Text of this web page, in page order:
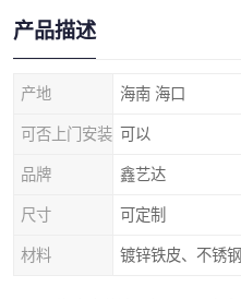
产品描述
产地 海南 海口
可否上门安装 可以
品牌 鑫艺达
尺寸 可定制
材料 镀锌铁皮、不锈钢